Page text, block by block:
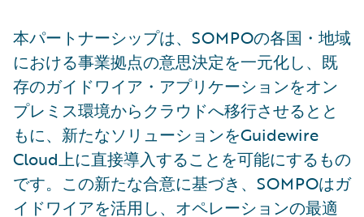
本パートナーシップは、SOMPOの各国・地域
における事業拠点の意思決定を一元化し、既
存のガイドワイア・アプリケーションをオン
プレミス環境からクラウドへ移行させるとと
もに、新たなソリューションをGuidewire
Cloud上に直接導入することを可能にするもの
です。この新たな合意に基づき、SOMPOはガ
イドワイアを活用し、オペレーションの最適